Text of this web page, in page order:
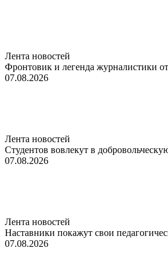
Лента новостей
Фронтовик и легенда журналистики
07.08.2026
Лента новостей
Студентов вовлекут в
07.08.2026
Лента новостей
Наставники покажут свои
07.08.2026